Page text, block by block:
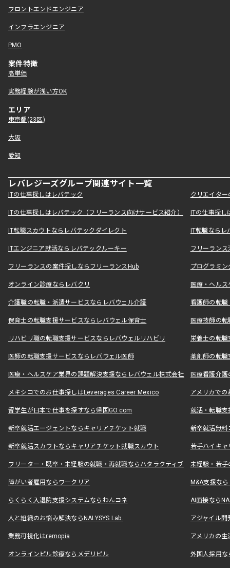
フロントエンドエンジニア
インフラエンジニア
PMO
案件特徴
高単価
実務経験が浅い方OK
エリア
東京都(23区)
大阪
愛知
レバレジーズグループ関連サイト一覧
ITの仕事探しはレバテック クリエイタ
ITの仕事探しはレバテック（フリーランス向けサービス紹介） ITの仕事探
IT転職スカウトならレバテックダイレクト IT転職なら
ITエンジニア就活ならレバテックルーキー フリーラン
フリーランスの案件探しならフリーランスHub プログラミ
オンライン診療ならレバクリ 医療・ヘル
介護職の転職・派遣サービスならレバウェル介護 看護師の転
保育士の転職支援サービスならレバウェル保育士 医療技師の
リハビリ職の転職支援サービスならレバウェルリハビリ 栄養士の転
医師の転職支援サービスならレバウェル医師 薬剤師の転
医療・ヘルスケア業界の課題解決支援ならレバウェル株式会社 医療看護介
メキシコでのお仕事探しはLeverages Career Mexico アメリカで
留学生が日本で仕事を探すなら帰国GO.com 就活・転職
新卒就活エージェントならキャリアチケット就職 新卒就活無料
新卒就活スカウトならキャリアチケット就職スカウト 若手ハイキ
フリーター・既卒・未経験の就職・再就職ならハタラクティブ 未経験・若手
障がい者雇用ならワークリア M&A支援な
らくらく入退院支援システムならわんコネ AI面接なら
人と組織のお悩み解決ならNALYSYS Lab. アジャイル
業務可視化はremopia アメリカの
オンラインピル診療ならメデリピル 外国人採用